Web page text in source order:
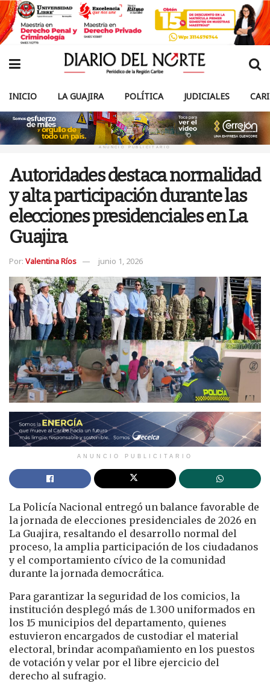
INICIO LA GUAJIRA POLÍTICA JUDICIALES
ANUNCIO PUBLICITARIO
Autoridades destaca normalidad
y alta participación durante las
elecciones presidenciales en La
Guajira
Por: Valentina Ríos junio 1, 2026
ANUNCIO PUBLICITARIO
La Policía Nacional entregó un balance favorable de
la jornada de elecciones presidenciales de 2026 en
La Guajira, resaltando el desarrollo normal del
proceso, la amplia participación de los ciudadanos
y el comportamiento cívico de la comunidad
durante la jornada democrática.
Para garantizar la seguridad de los comicios, la
institución desplegó más de 1.300 uniformados en
los 15 municipios del departamento, quienes
estuvieron encargados de custodiar el material
electoral, brindar acompañamiento en los puestos
de votación y velar por el libre ejercicio del
derecho al sufragio.